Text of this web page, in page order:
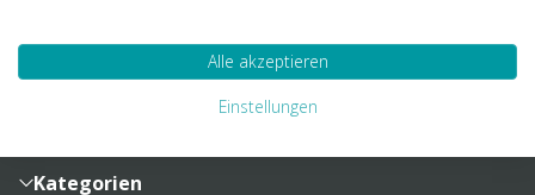
Sendungsverfolgung
Zahlung und Versand
Lieferinformationen
Kategorien
Alle akzeptieren
Einstellungen